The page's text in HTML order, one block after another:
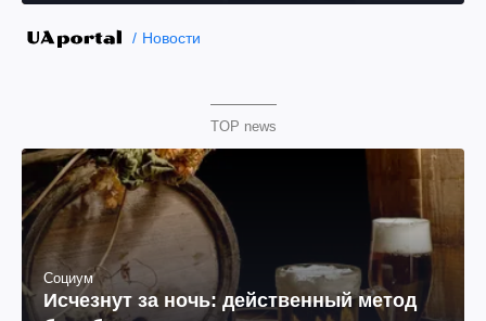
Новости
TOP news
Социум
Исчезнут за ночь: действенный метод